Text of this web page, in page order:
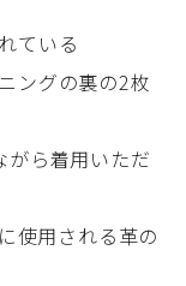
ている
ングの裏の2枚
ら着用いただ
使用される革の